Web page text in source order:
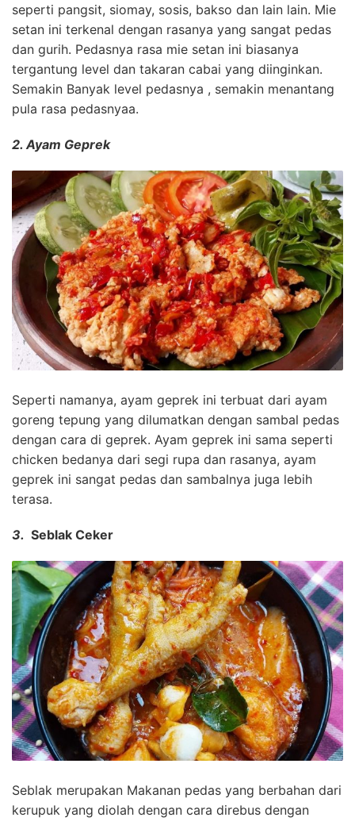
seperti pangsit, siomay, sosis, bakso dan lain lain. Mie
setan ini terkenal dengan rasanya yang sangat pedas
dan gurih. Pedasnya rasa mie setan ini biasanya
tergantung level dan takaran cabai yang diinginkan.
Semakin Banyak level pedasnya , semakin menantang
pula rasa pedasnyaa.
2. Ayam Geprek
Seperti namanya, ayam geprek ini terbuat dari ayam
goreng tepung yang dilumatkan dengan sambal pedas
dengan cara di geprek. Ayam geprek ini sama seperti
chicken bedanya dari segi rupa dan rasanya, ayam
geprek ini sangat pedas dan sambalnya juga lebih
terasa.
3. Seblak Ceker
Seblak merupakan Makanan pedas yang berbahan dari
kerupuk yang diolah dengan cara direbus dengan